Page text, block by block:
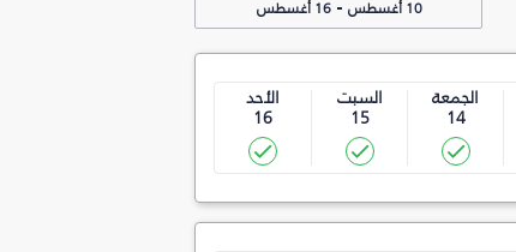
10 أغسطس -16 أغسطس
الجمعة
14
السبت
15
الأحد
16